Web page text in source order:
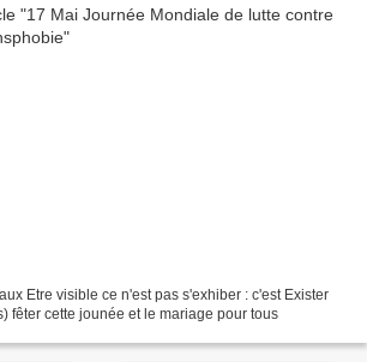
Etre visible ce n'est pas s'exhiber : c'est Exister
fêter cette jounée et le mariage pour tous